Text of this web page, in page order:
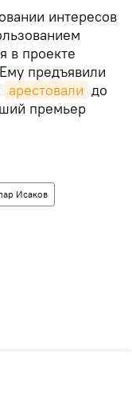
интересов
в проекте
предъявили
арестовали до
премьер
Исаков